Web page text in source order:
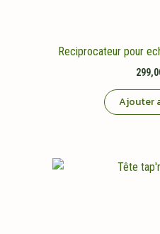
Reciprocateur pour
Ajouter